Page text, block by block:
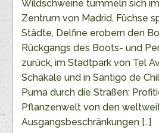
Wildschweine tummeln sich
Zentrum von Madrid, Füchse
Städte, Delfine erobern den
Rückgangs des Boots- und
zurück, im Stadtpark von Tel
Schakale und in Santigo de
Puma durch die Straßen:
Pflanzenwelt von den
Ausgangsbeschränkungen […]